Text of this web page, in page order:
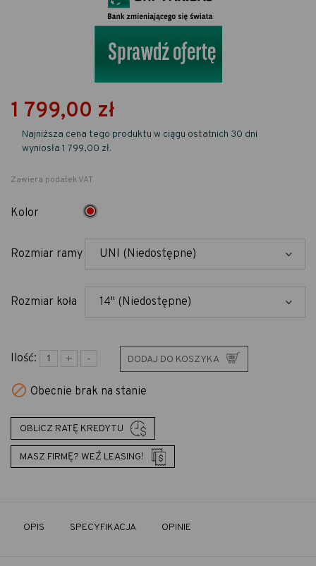
1 799,00 zł
Najniższa cena tego produktu w ciągu ostatnich 30 dni
wyniosła 1 799,00 zł.
Zawiera podatek VAT
Kolor Czerwony
Rozmiar ramy
Rozmiar koła
Ilość: DODAJ DO KOSZYKA
 Obecnie brak na stanie
OBLICZ RATĘ KREDYTU
MASZ FIRMĘ? WEŹ LEASING!
OPIS SPECYFIKACJA OPINIE